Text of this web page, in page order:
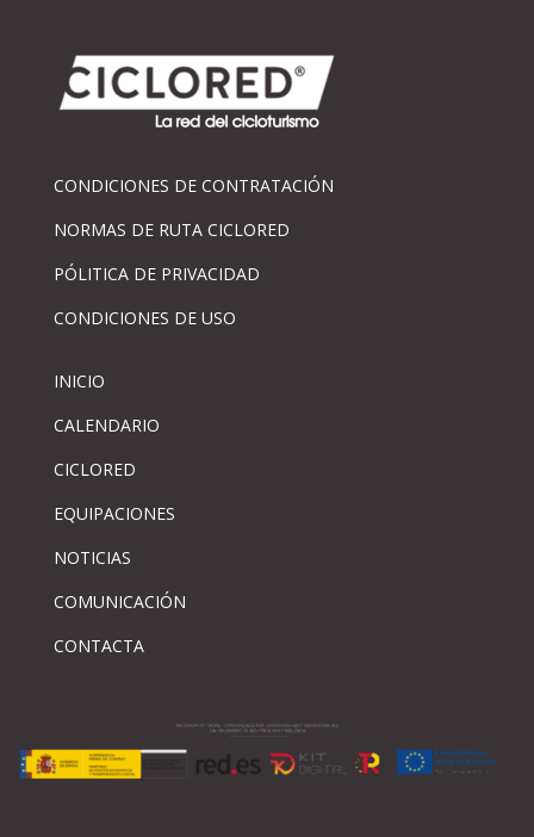
CONDICIONES DE CONTRATACIÓN
NORMAS DE RUTA CICLORED
PÓLITICA DE PRIVACIDAD
CONDICIONES DE USO
INICIO
CALENDARIO
CICLORED
EQUIPACIONES
NOTICIAS
COMUNICACIÓN
CONTACTA